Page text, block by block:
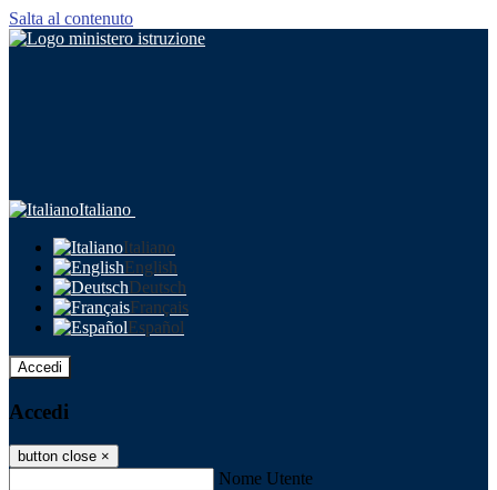
Salta al contenuto
Italiano
Italiano
English
Deutsch
Français
Español
Accedi
Accedi
button close ×
Nome Utente